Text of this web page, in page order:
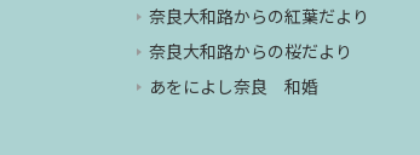
奈良大和路からの紅葉だより
奈良大和路からの桜だより
あをによし奈良 和婚